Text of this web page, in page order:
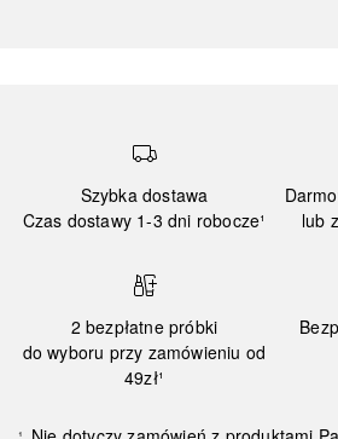
Szybka dostawa
Czas dostawy 1-3 dni robocze¹
lub
2 bezpłatne próbki
do wyboru przy zamówieniu od
49zł¹